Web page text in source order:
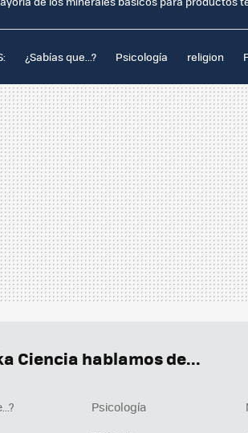
¿Sabías que...? Psicología religion
Ciencia hablamos de...
Psicología